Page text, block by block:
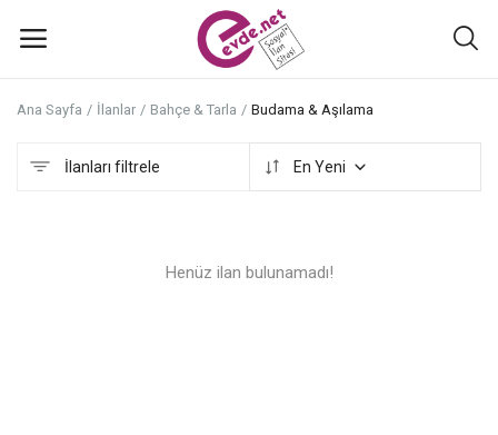
ekle
Ana Sayfa İlanlar Bahçe & Tarla Budama & Aşılama
İlanları filtrele En Yeni
Henüz ilan bulunamadı!